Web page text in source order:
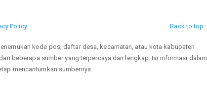
Back to top
Policy
kode pos, daftar desa, kecamatan, atau kota kabupaten
beberapa sumber yang terpercaya dan lengkap. Isi informasi dalam
mencantumkan sumbernya.